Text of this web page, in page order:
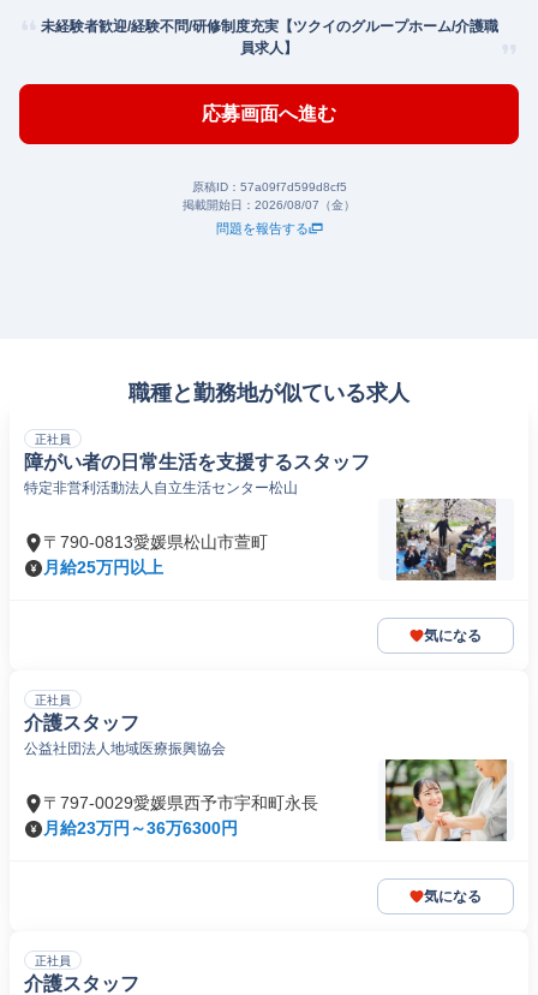
未経験者歓迎/経験不問/研修制度充実【ツクイのグループホーム/介護職
員求人】
応募画面へ進む
原稿ID： 57a09f7d599d8cf5
掲載開始日： 2026/08/07（金）
問題を報告する
職種と勤務地が似ている求人
正社員
障がい者の日常生活を支援するスタッフ
特定非営利活動法人自立生活センター松山
〒790-0813愛媛県松山市萱町
月給25万円以上
気になる
正社員
介護スタッフ
公益社団法人地域医療振興協会
〒797-0029愛媛県西予市宇和町永長
月給23万円～36万6300円
気になる
正社員
介護スタッフ